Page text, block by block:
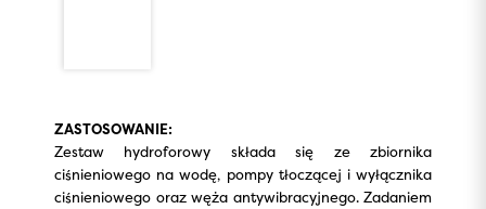
ZASTOSOWANIE:
Zestaw hydroforowy składa się ze zbiornika
ciśnieniowego na wodę, pompy tłoczącej i wyłącznika
ciśnieniowego oraz węża antywibracyjnego. Zadaniem